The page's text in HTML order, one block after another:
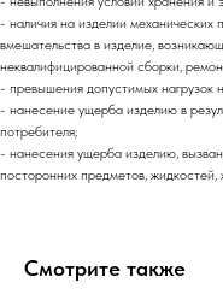
- наличия на изделии механических
вмешательства в изделие,
неквалифицированной сборки,
- превышения допустимых нагрузок
- нанесение ущерба изделию в
потребителя;
- нанесения ущерба изделию,
посторонних предметов, жидкостей,
Смотрите также